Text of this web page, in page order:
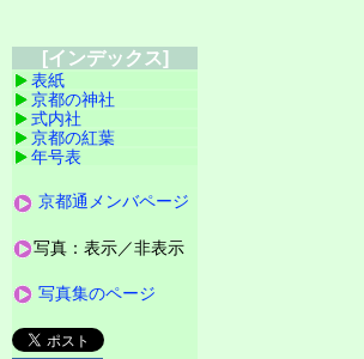
[インデックス]
表紙
京都の神社
式内社
京都の紅葉
年号表
京都通メンバページ
写真：表示／非表示
写真集のページ